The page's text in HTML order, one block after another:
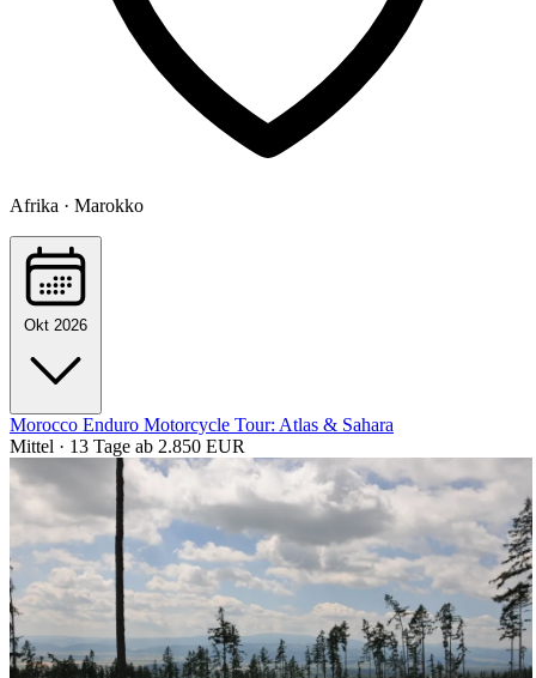
Afrika · Marokko
Okt 2026
Morocco Enduro Motorcycle Tour: Atlas & Sahara
Mittel · 13 Tage ab 2.850 EUR